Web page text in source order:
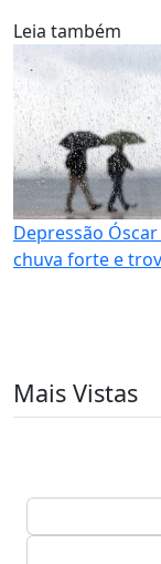
Leia também
Depressão
chuva forte e
Mais Vistas